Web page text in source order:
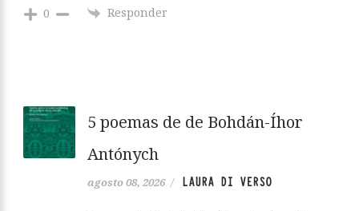
0 Responder
5 poemas de de Bohdán-Íhor
Antónych
agosto 08, 2026 / LAURA DI VERSO